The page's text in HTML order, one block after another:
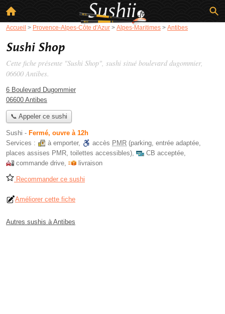
Accueil > Provence-Alpes-Côte d'Azur > Alpes-Maritimes > Antibes
Sushi Shop
Cette fiche présente "Sushi Shop", sushi situé boulevard dugommier,
06600 Antibes.
6 Boulevard Dugommier
06600 Antibes
📞 Appeler ce sushi
Sushi - Fermé, ouvre à 12h
Services :
à emporter, accès PMR (parking, entrée adaptée,
places assises PMR, toilettes accessibles), CB acceptée,
commande drive, livraison
Recommander ce sushi
Améliorer cette fiche
Autres sushis à Antibes